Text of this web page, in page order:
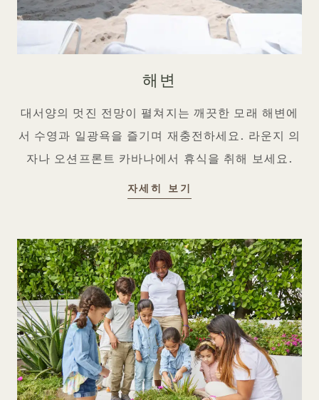
해변
대서양의 멋진 전망이 펼쳐지는 깨끗한 모래 해변에
서 수영과 일광욕을 즐기며 재충전하세요. 라운지 의
자나 오션프론트 카바나에서 휴식을 취해 보세요.
자세히 보기